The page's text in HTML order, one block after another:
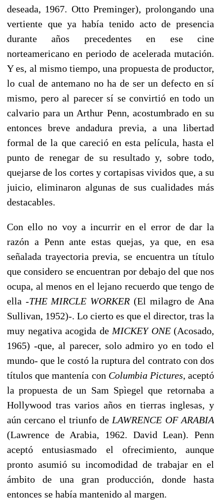
deseada, 1967. Otto Preminger), prolongando una
vertiente que ya había tenido acto de presencia
durante años precedentes en ese cine
norteamericano en periodo de acelerada mutación.
Y es, al mismo tiempo, una propuesta de productor,
lo cual de antemano no ha de ser un defecto en sí
mismo, pero al parecer sí se convirtió en todo un
calvario para un Arthur Penn, acostumbrado en su
entonces breve andadura previa, a una libertad
formal de la que careció en esta película, hasta el
punto de renegar de su resultado y, sobre todo,
quejarse de los cortes y cortapisas vividos que, a su
juicio, eliminaron algunas de sus cualidades más
destacables.
Con ello no voy a incurrir en el error de dar la
razón a Penn ante estas quejas, ya que, en esa
señalada trayectoria previa, se encuentra un título
que considero se encuentran por debajo del que nos
ocupa, al menos en el lejano recuerdo que tengo de
ella -THE MIRCLE WORKER (El milagro de Ana
Sullivan, 1952)-. Lo cierto es que el director, tras la
muy negativa acogida de MICKEY ONE(Acosado,
1965) -que, al parecer, solo admiro yo en todo el
mundo- que le costó la ruptura del contrato con dos
títulos que mantenía con Columbia Pictures, aceptó
la propuesta de un Sam Spìegel que retornaba a
Hollywood tras varios años en tierras inglesas, y
aún cercano el triunfo de LAWRENCE OF ARABIA
(Lawrence de Arabia, 1962. David Lean). Penn
aceptó entusiasmado el ofrecimiento, aunque
pronto asumió su incomodidad de trabajar en el
ámbito de una gran producción, donde hasta
entonces se había mantenido al margen.